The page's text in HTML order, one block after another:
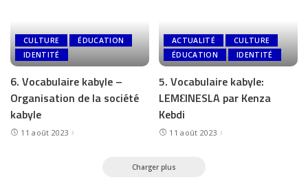
CULTURE
ÉDUCATION
IDENTITÉ
6. Vocabulaire kabyle –
Organisation de la société
kabyle
11 août 2023
ACTUALITÉ
CULTURE
ÉDUCATION
IDENTITÉ
5. Vocabulaire kabyle:
LEMƐINESLA par Kenza
Kebdi
11 août 2023
Charger plus